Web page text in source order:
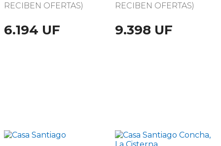
RECIBEN OFERTAS)
6.194 UF
RECIBEN OFERTAS)
9.398 UF